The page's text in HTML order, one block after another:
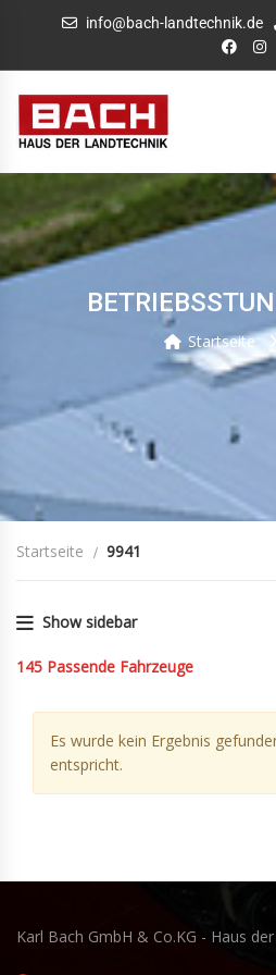
info@bach-landtechnik.de
Startseite
Startseite 9941
Show sidebar
145 Passende Fahrzeuge
Es wurde kein Ergebnis
entspricht.
Karl Bach GmbH & Co.KG - Haus